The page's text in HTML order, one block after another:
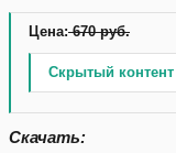
Цена:670 руб.
Скрытый
Скачать: